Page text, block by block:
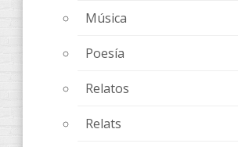
Música
Poesía
Relatos
Relats